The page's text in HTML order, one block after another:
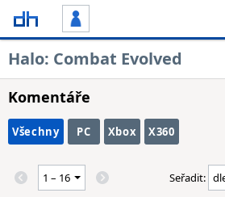
Halo: Combat Evolved
Komentáře
Všechny PC Xbox X360
Seřadit: